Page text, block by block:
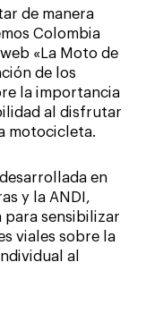
de manera
Colombia
«La Moto de
de los
la importancia
al disfrutar
motocicleta.
en
y la ANDI,
para sensibilizar
viales sobre la
al